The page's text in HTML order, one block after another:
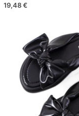
19,48 €